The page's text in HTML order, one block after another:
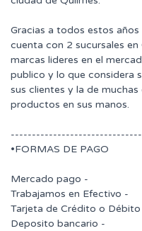
Gracias a todos estos
cuenta con 2 sucursales
marcas lideres en el
publico y lo que considera
sus clientes y la de
productos en sus manos.
•FORMAS DE PAGO
Mercado pago -
Trabajamos en Efectivo -
Tarjeta de Crédito o
Deposito bancario -